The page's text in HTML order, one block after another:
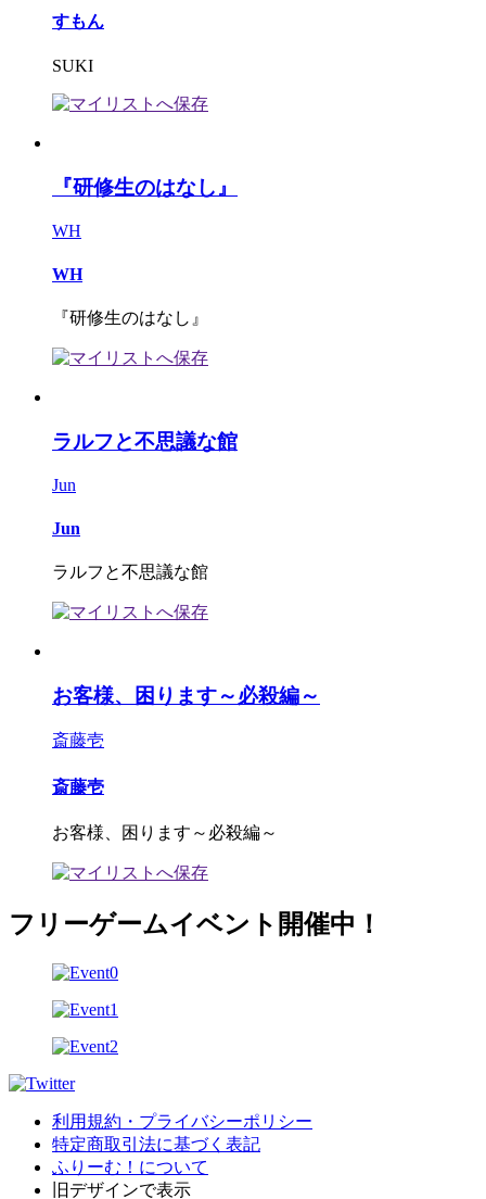
すもん
SUKI
『研修生のはなし』
WH
WH
『研修生のはなし』
ラルフと不思議な館
Jun
Jun
ラルフと不思議な館
お客様、困ります～必殺編～
斎藤壱
斎藤壱
お客様、困ります～必殺編～
フリーゲームイベント開催中！
利用規約・プライバシーポリシー
特定商取引法に基づく表記
ふりーむ！について
旧デザインで表示